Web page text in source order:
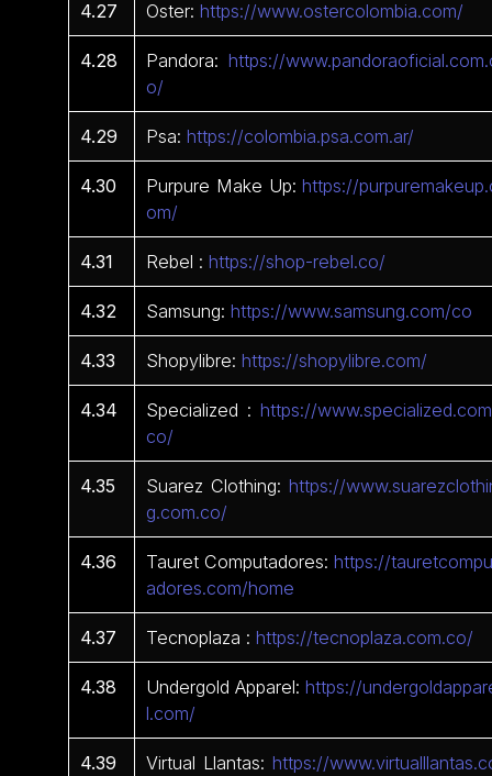
4.27 Oster:https://www.ostercolombia.com/
4.28 Pandora:https://
o/
4.29 Psa:https://colombia.psa.com.ar/
4.30 Purpure Make Up:https://
om/
4.31 Rebel :https://shop-rebel.co/
4.32 Samsung:https://www.samsung.com/co
4.33 Shopylibre:https://shopylibre.com/
4.34 Specialized :https://
co/
4.35 Suarez Clothing:https://
g.com.co/
4.36 Tauret Computadores:https://
adores.com/home
4.37 Tecnoplaza :https://tecnoplaza.com.co/
4.38 Undergold Apparel:https://
l.com/
4.39 Virtual Llantas:https://